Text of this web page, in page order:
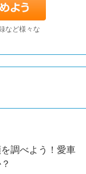
など様々な
調べよう！愛車